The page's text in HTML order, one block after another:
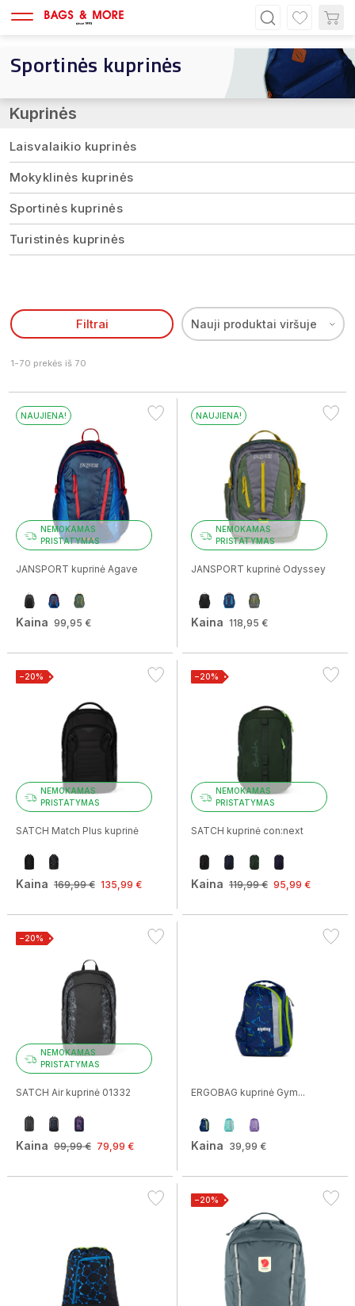
Sportinės kuprinės
Kuprinės
Laisvalaikio kuprinės
Mokyklinės kuprinės
Sportinės kuprinės
Turistinės kuprinės
1-70 prekės iš 70
Filtrai Nauji produktai viršuje
NAUJIENA!
NEMOKAMAS
PRISTATYMAS
JANSPORT kuprinė Agave
Kaina 99,95 €
NAUJIENA!
NEMOKAMAS
PRISTATYMAS
JANSPORT kuprinė Odyssey
Kaina 118,95 €
−20%
NEMOKAMAS
PRISTATYMAS
SATCH Match Plus kuprinė
Kaina 169,99 € 135,99 €
−20%
NEMOKAMAS
PRISTATYMAS
SATCH kuprinė con:next
Kaina 119,99 € 95,99 €
−20%
NEMOKAMAS
PRISTATYMAS
SATCH Air kuprinė 01332
Kaina 99,99 € 79,99 €
ERGOBAG kuprinė Gym...
Kaina 39,99 €
−20%